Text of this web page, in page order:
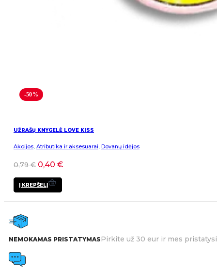
-50%
UŽRAŠŲ KNYGELĖ LOVE KISS
Akcijos, Atributika ir aksesuarai, Dovanų idėjos
0,79€ 0,40 €
Į KREPŠELĮ
NEMOKAMAS PRISTATYMASPirkite už 30 eur ir mes